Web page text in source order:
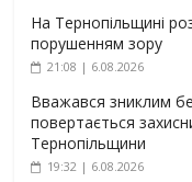
На Тернопільщині
порушенням зору
21:08 | 6.08.2026
Вважався зниклим
повертається
Тернопільщини
19:32 | 6.08.2026